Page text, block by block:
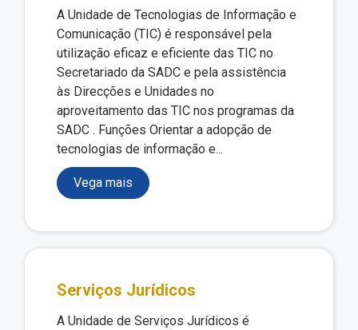
A Unidade de Tecnologias de Informação e
Comunicação (TIC) é responsável pela
utilização eficaz e eficiente das TIC no
Secretariado da SADC e pela assistência
às Direcções e Unidades no
aproveitamento das TIC nos programas da
SADC . Funções Orientar a adopção de
tecnologias de informação e...
Vega mais
Serviços Jurídicos
A Unidade de Serviços Jurídicos é